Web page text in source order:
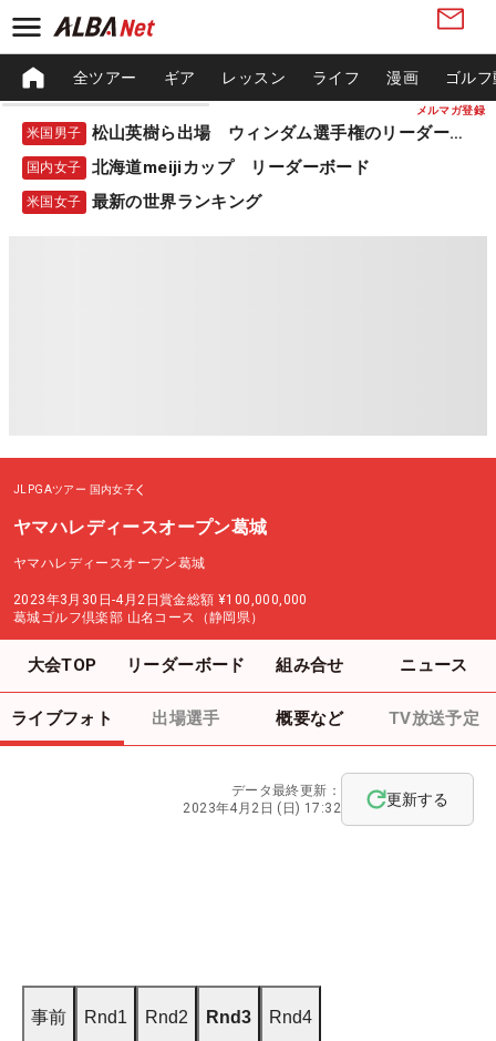
メルマガ登録
全ツアー ギア レッスン ライフ 漫画 ゴル
米国男子 松山英樹ら出場 ウィンダム選手権のリーダーボード
国内女子 北海道meijiカップ リーダーボード
米国女子 最新の世界ランキング
JLPGAツアー 国内女子
ヤマハレディースオープン葛城
ヤマハレディースオープン葛城
2023年3月30日-4月2日賞金総額 ¥100,000,000
葛城ゴルフ倶楽部 山名コース（静岡県）
大会TOP リーダーボード 組み合せ ニュース
ライブフォト 出場選手 概要など TV放送予定
データ最終更新：
2023年4月2日 (日) 17:32
更新する
事前 Rnd1 Rnd2 Rnd3 Rnd4